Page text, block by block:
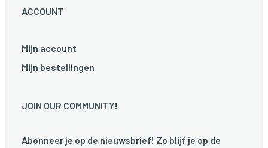
ACCOUNT
Mijn account
Mijn bestellingen
JOIN OUR COMMUNITY!
Abonneer je op de nieuwsbrief! Zo blijf je op de